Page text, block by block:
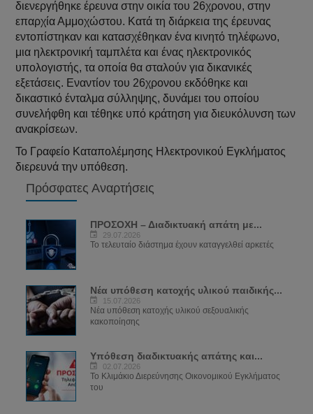
διενεργήθηκε έρευνα στην οικία του 26χρονου, στην
επαρχία Αμμοχώστου. Κατά τη διάρκεια της έρευνας
εντοπίστηκαν και κατασχέθηκαν ένα κινητό τηλέφωνο,
μια ηλεκτρονική ταμπλέτα και ένας ηλεκτρονικός
υπολογιστής, τα οποία θα σταλούν για δικανικές
εξετάσεις. Εναντίον του 26χρονου εκδόθηκε και
δικαστικό ένταλμα σύλληψης, δυνάμει του οποίου
συνελήφθη και τέθηκε υπό κράτηση για διευκόλυνση των
ανακρίσεων.
Το Γραφείο Καταπολέμησης Ηλεκτρονικού Εγκλήματος
διερευνά την υπόθεση.
Πρόσφατες Αναρτήσεις
ΠΡΟΣΟΧΗ – Διαδικτυακή απάτη με...
29.07.2026
Το τελευταίο διάστημα έχουν καταγγελθεί αρκετές
Νέα υπόθεση κατοχής υλικού παιδικής...
15.07.2026
Νέα υπόθεση κατοχής υλικού σεξουαλικής
κακοποίησης
Υπόθεση διαδικτυακής απάτης και...
02.07.2026
Το Κλιμάκιο Διερεύνησης Οικονομικού Εγκλήματος
του